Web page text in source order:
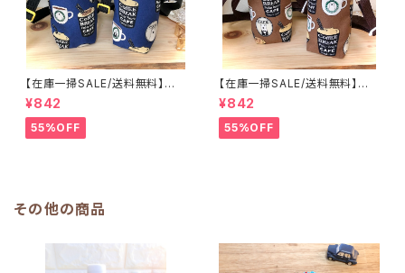
【在庫一掃SALE/送料無料】洗
える保温保冷ペットボトルカバー
＆水筒ホルダー【白くまコーヒ
ー】子供用★PS.4445｜通園用
のかわいいトートバッグや子供ス
¥842
55%OFF
【在庫一掃SALE/送料無料】洗
える保温保冷ペットボトルカバー
＆水筒ホルダー【白くまコーヒ
ー】子供用★PS.3233｜通園用
のかわいいトートバッグや子供ス
¥842
55%OFF
その他の商品